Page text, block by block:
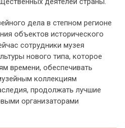
дела в степном регионе
объектов исторического
сотрудники музея
нового типа, которое
времени, обеспечивать
коллекциям
продолжать лучшие
организаторами